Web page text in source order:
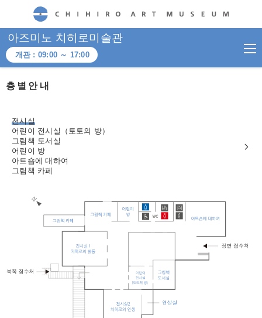
아즈미노 치히로미술관
개관 : 09:00 ～ 17:00
층별안내
전시실
어린이 전시실（토토의 방）
그림책 도서실
어린이 방
아트숍에 대하여
그림책 카페